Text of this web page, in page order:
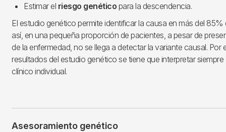
Estimar el riesgo genético para la descendencia.
El estudio genético permite identificar la causa en más del 85%
así, en una pequeña proporción de pacientes, a pesar de
de la enfermedad, no se llega a detectar la variante causal. Por
resultados del estudio genético se tiene que interpretar
clínico individual.
Asesoramiento genético